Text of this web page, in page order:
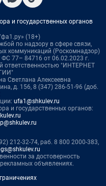
и государственных органов
(18+)
по надзору в сфере связи,
коммуникаций (Роскомнадзор)
77– 84716 от 06.02.2023 г.
ответственностью "ИНТЕРНЕТ
Светлана Алексеевна
д. 156, 8 (347) 286-51-96 (доб.
ufa1@shkulev.ru
и государственных органов:
212-32-74, раб. 8 800 2000-383,
за достоверность
объявлениях.